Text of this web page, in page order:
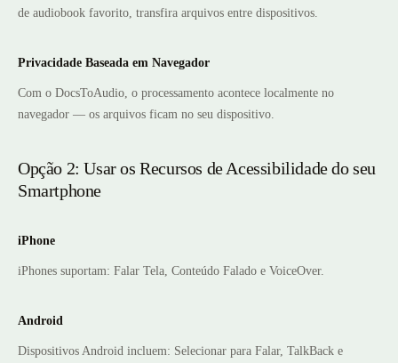
de audiobook favorito, transfira arquivos entre dispositivos.
Privacidade Baseada em Navegador
Com o DocsToAudio, o processamento acontece localmente no
navegador — os arquivos ficam no seu dispositivo.
Opção 2: Usar os Recursos de Acessibilidade do seu
Smartphone
iPhone
iPhones suportam: Falar Tela, Conteúdo Falado e VoiceOver.
Android
Dispositivos Android incluem: Selecionar para Falar, TalkBack e